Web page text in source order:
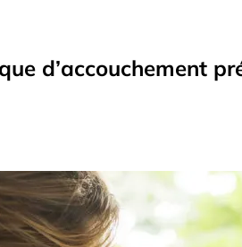
d’accouchement